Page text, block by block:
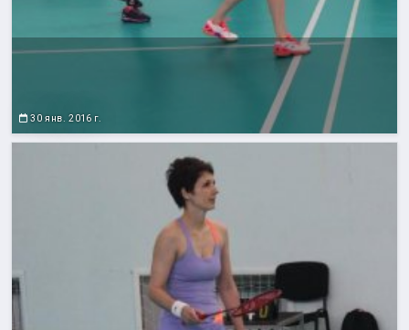
30 янв. 2016 г.